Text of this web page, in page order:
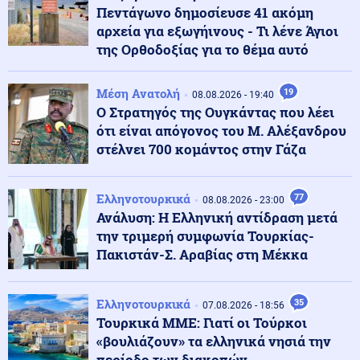
για την Ελλάδα
Κόσμος 09.08.2026 - 11:25
Ο «στόλος του Χίτλερ» αναδύεται στον Δούναβη: Η
ξηρασία φέρνει στο φως τα ναυάγια των Ναζί
Κύπρος 09.08.2026 - 11:22
Φειδίας Παναγιώτου: Αντιδράσεις για την εμφάνισή
του σε εκδήλωση μνήμης για Ισαάκ και Σολωμού
Κοινωνία 09.08.2026 - 11:16
Νεαρός Παλαιστίνιος κλείδωσε ανήλικη στο σπίτι του
στα Χανιά, την έσωσαν οι φωνές της
Κόσμος 09.08.2026 - 11:15
Μαζικός γάμος 1.500 ζευγαριών στη Νιγηρία
Πεντάγωνο δημοσίευσε 41 ακόμη
αρχεία για εξωγήινους - Τι λένε Άγιοι
της Ορθοδοξίας για το θέμα αυτό
Μέση Ανατολή 08.08.2026 - 19:40 19
Ο Στρατηγός της Ουγκάντας που λέει
ότι είναι απόγονος του Μ. Αλέξανδρου
στέλνει 700 κομάντος στην Γάζα
Ελληνοτουρκικά 08.08.2026 - 23:00 77
Ανάλυση: Η Ελληνική αντίδραση μετά
την τριμερή συμφωνία Τουρκίας-
Πακιστάν-Σ. Αραβίας στη Μέκκα
Ελληνοτουρκικά 07.08.2026 - 18:56 35
Τουρκικά ΜΜΕ: Γιατί οι Τούρκοι
«βουλιάζουν» τα ελληνικά νησιά την